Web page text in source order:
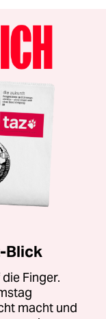
Blick
Finger.
macht und